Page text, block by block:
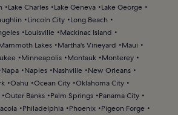
Lake Charles Lake Geneva
Lake George
Lincoln City
Long Beach
Louisville
Mackinac Island
Lakes Martha's Vineyard
Maui
Minneapolis Montauk
Monterey
Napa Naples Nashville
New Orleans
Oahu Ocean City Oklahoma City
Outer Banks Palm Springs
Panama City
Philadelphia Phoenix
Pigeon Forge